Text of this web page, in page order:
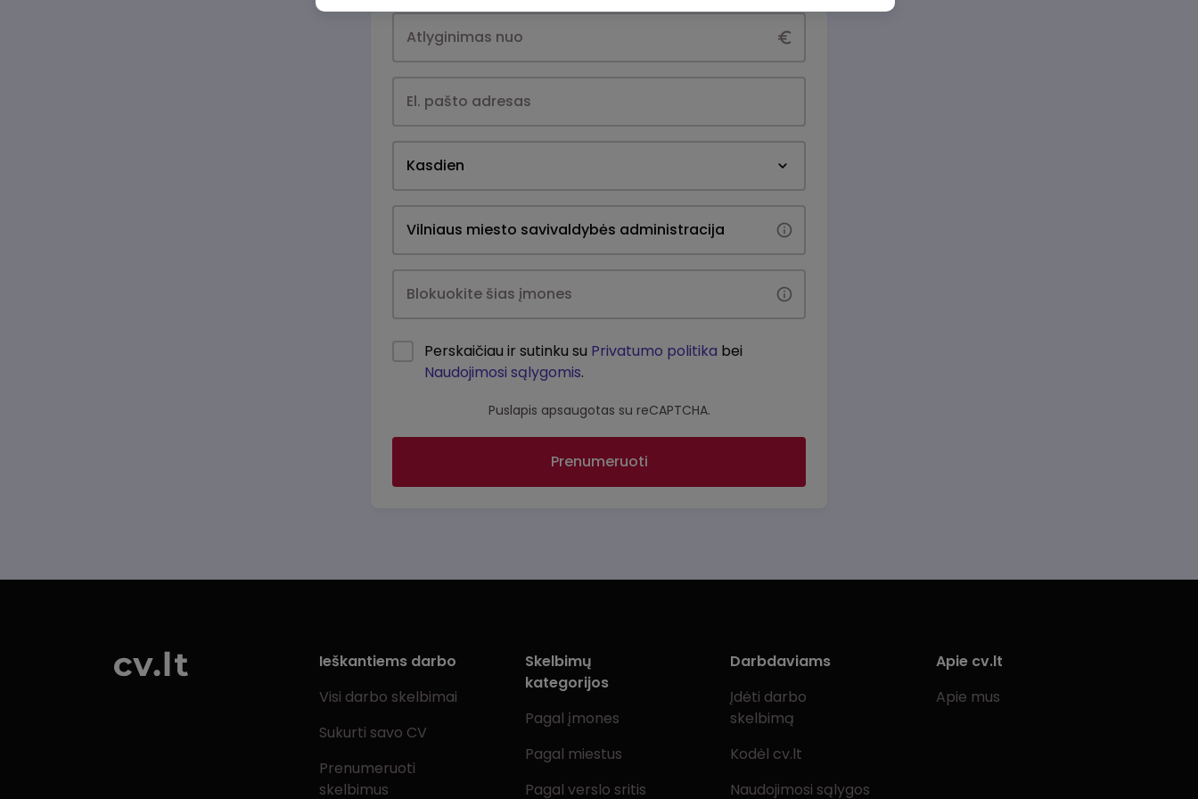
Kasdien
Perskaičiau ir sutinku su Privatumo politika bei
Naudojimosi sąlygomis.
Puslapis apsaugotas su reCAPTCHA.
Prenumeruoti
Ieškantiems darbo
Visi darbo skelbimai
Sukurti savo CV
Prenumeruoti
skelbimus
Skelbimų
kategorijos
Pagal įmones
Pagal miestus
Pagal verslo sritis
Darbdaviams
Įdėti darbo
skelbimą
Kodėl cv.lt
Naudojimosi sąlygos
Apie cv.lt
Apie mus